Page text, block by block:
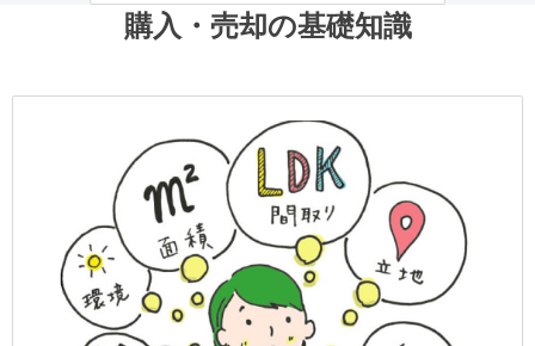
購入・売却の基礎知識